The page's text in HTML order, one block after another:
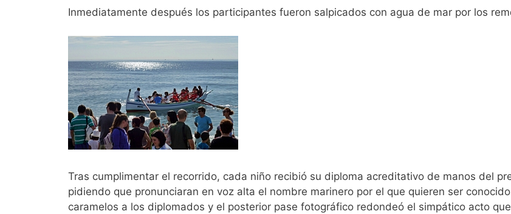
Inmediatamente después los participantes fueron salpicados con agua de mar por los
Tras cumplimentar el recorrido, cada niño recibió su diploma acreditativo de manos del
pidiendo que pronunciaran en voz alta el nombre marinero por el que quieren ser
caramelos a los diplomados y el posterior pase fotográfico redondeó el simpático acto